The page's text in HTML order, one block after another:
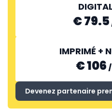
€ 79.5
IMPRIMÉ +
€ 106 /
Devenez partenaire